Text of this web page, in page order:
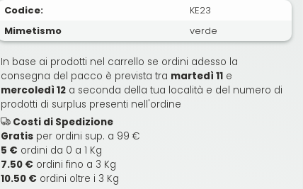
Codice:
KE23
Mimetismo
verde
In base ai prodotti nel carrello se ordini adesso la
consegna del pacco è prevista tra martedì 11 e
mercoledì 12 a seconda della tua località e del numero di
prodotti di surplus presenti nell'ordine
Costi di Spedizione
Gratis per ordini sup. a 99 €
5 € ordini da 0 a 1 Kg
7.50 € ordini fino a 3 Kg
10.50 € ordini oltre i 3 Kg